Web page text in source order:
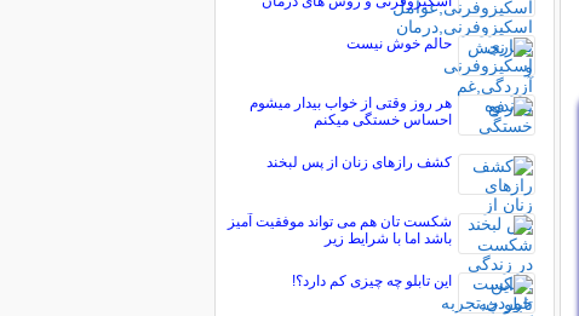
حالم خوش نیست
هر روز وقتی از خواب بیدار میشوم
احساس خستگی میکنم
کشف رازهای زنان از پس لبخند
شکست تان هم می تواند موفقیت آمیز
باشد اما با شرایط زیر
این تابلو چه چیزی کم دارد؟!